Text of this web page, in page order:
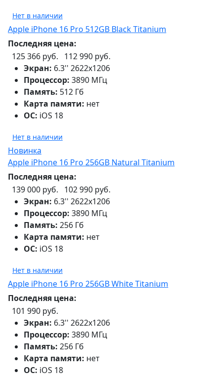
Нет в наличии
Apple iPhone 16 Pro 512GB Black Titanium
Последняя цена:
125 366 руб.
112 990 руб.
Экран: 6.3'' 2622x1206
Процессор: 3890 МГц
Память: 512 Гб
Карта памяти: нет
ОС: iOS 18
Нет в наличии
Новинка
Apple iPhone 16 Pro 256GB Natural Titanium
Последняя цена:
139 000 руб.
102 990 руб.
Экран: 6.3'' 2622x1206
Процессор: 3890 МГц
Память: 256 Гб
Карта памяти: нет
ОС: iOS 18
Нет в наличии
Apple iPhone 16 Pro 256GB White Titanium
Последняя цена:
101 990 руб.
Экран: 6.3'' 2622x1206
Процессор: 3890 МГц
Память: 256 Гб
Карта памяти: нет
ОС: iOS 18